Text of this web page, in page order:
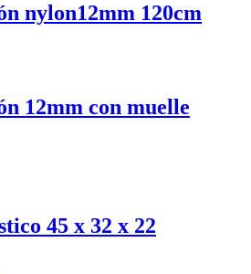
nylon12mm 120cm
12mm con muelle
45 x 32 x 22